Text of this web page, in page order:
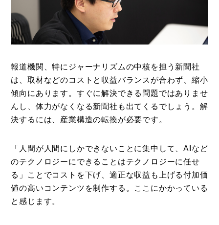
報道機関、特にジャーナリズムの中核を担う新聞社
は、取材などのコストと収益バランスが合わず、縮小
傾向にあります。すぐに解決できる問題ではありませ
んし、体力がなくなる新聞社も出てくるでしょう。解
決するには、産業構造の転換が必要です。
「人間が人間にしかできないことに集中して、AIなど
のテクノロジーにできることはテクノロジーに任せ
る」ことでコストを下げ、適正な収益も上げる付加価
値の高いコンテンツを制作する。ここにかかっている
と感じます。